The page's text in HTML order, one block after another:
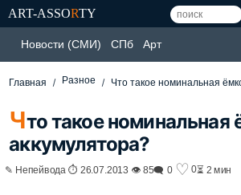
ART-ASSORTY
Новости (СМИ) СПб Арт
Главная Разное Что такое номинальная
Что такое номинальная
аккумулятора?
✎ Непейвода ⏱ 26.07.2013 👁 85🗨 0 ♡ 0⏳ 2 мин